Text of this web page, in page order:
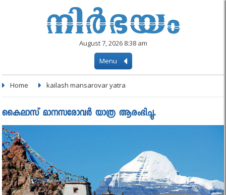
August 7, 2026 8:38 am
Menu
Home kailash mansarovar yatra
കൈലാസ് മാനസരോവര്‍ യാത്ര ആരംഭിച്ചു.